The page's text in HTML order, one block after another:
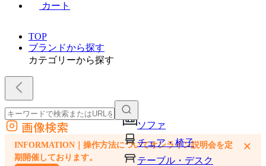
カート
TOP
ブランドから探す
カテゴリーから探す
ソファ
チェア・椅子
テーブル・デスク
外部サイトの商品をカートに追加
他のサイトで見つけた商品ページのURLを貼り付けて、カートに追加できます
画像検索
INFORMATION｜操作方法についてオンライン説明会を定
期開催しております。
×